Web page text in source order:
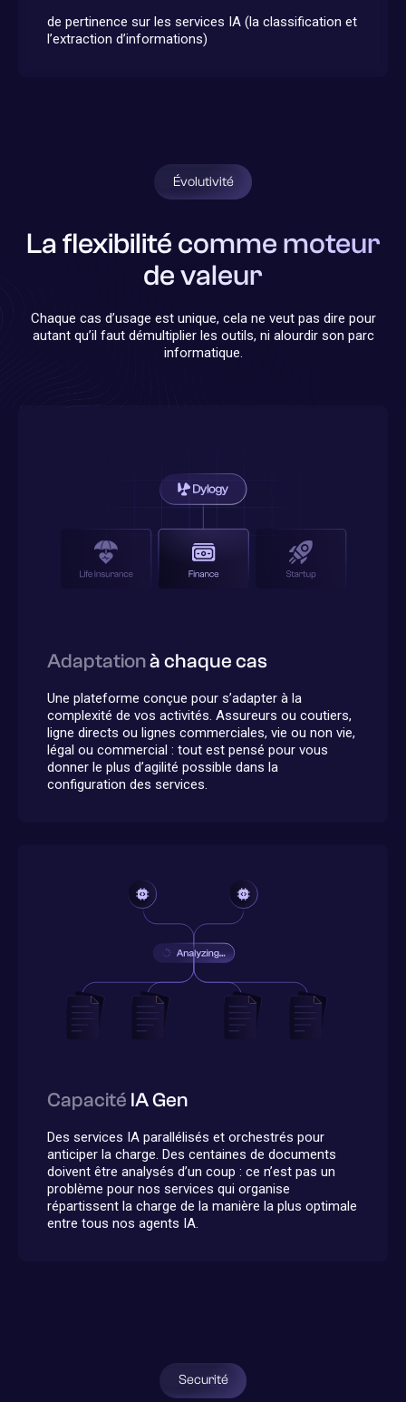
de pertinence sur les services IA (la classification et
l’extraction d’informations)
Évolutivité
La flexibilité comme moteur
de valeur
Chaque cas d’usage est unique, cela ne veut pas dire pour
autant qu’il faut démultiplier les outils, ni alourdir son parc
informatique.
Adaptationà chaque cas
Une plateforme conçue pour s’adapter à la
complexité de vos activités. Assureurs ou coutiers,
ligne directs ou lignes commerciales, vie ou non vie,
légal ou commercial : tout est pensé pour vous
donner le plus d’agilité possible dans la
configuration des services.
Capacité IA Gen
Des services IA parallélisés et orchestrés pour
anticiper la charge. Des centaines de documents
doivent être analysés d’un coup : ce n’est pas un
problème pour nos services qui organise
répartissent la charge de la manière la plus optimale
entre tous nos agents IA.
Securité